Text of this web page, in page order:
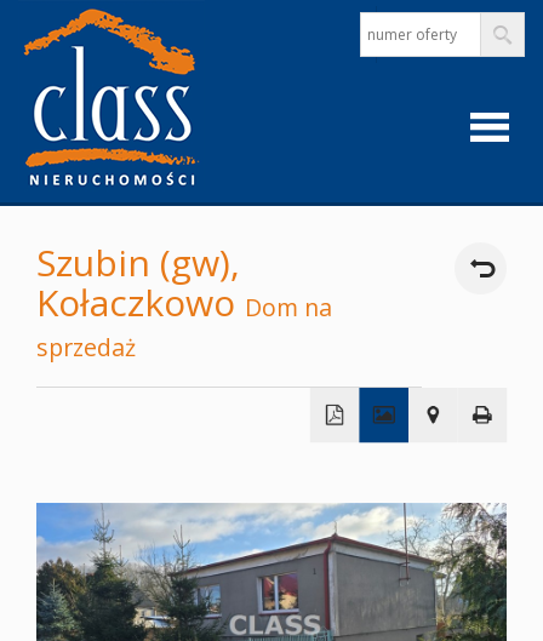
Strona
Oferty
Zgłoś
Szubin (gw),
Kołaczkowo Dom na
sprzedaż
−